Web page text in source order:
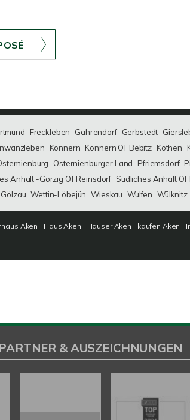
Freckleben Gahrendorf Gerbstedt
Könnern Könnern OT Bebitz Köthen
Osternienburger Land Pfriemsdorf
Anhalt -Görzig OT Reinsdorf Südliches Anhalt
Wettin-Löbejün Wieskau Wulfen Wülknitz
Aken Haus Aken Häuser Aken kaufen Aken
& AUSZEICHNUNGEN